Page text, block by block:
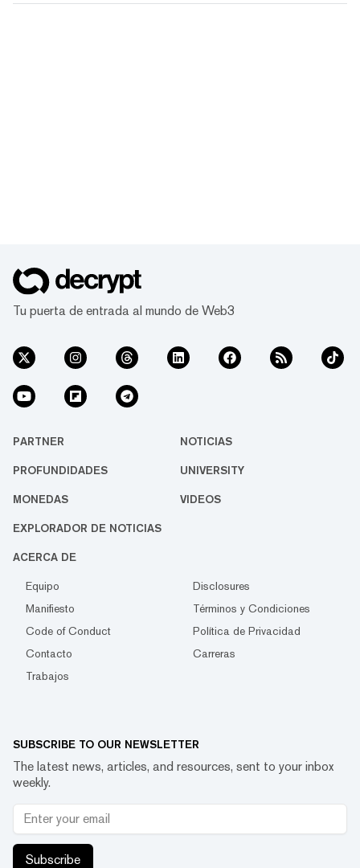
Tu puerta de entrada al mundo de Web3
PARTNER NOTICIAS
PROFUNDIDADES UNIVERSITY
MONEDAS VIDEOS
EXPLORADOR DE NOTICIAS
ACERCA DE
Equipo
Disclosures
Manifiesto
Términos y Condiciones
Code of Conduct
Política de Privacidad
Contacto
Carreras
Trabajos
SUBSCRIBE TO OUR NEWSLETTER
The latest news, articles, and resources, sent to your inbox
weekly.
Subscribe